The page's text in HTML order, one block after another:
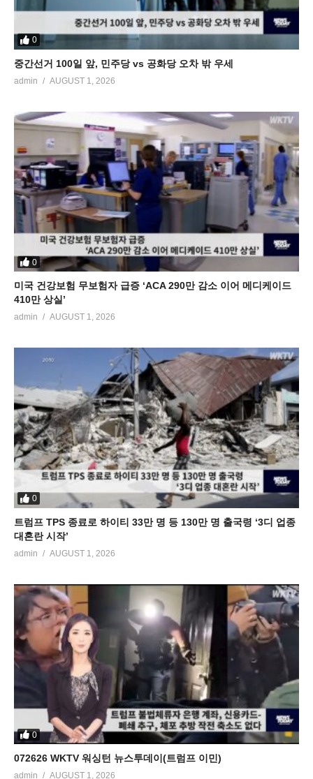
0
중간선거 100일 앞, 민주당 vs 공화당 오차 밖 우세
admin AUGUST 1, 2026
0
미국 건강보험 무보험자 급증 ‘ACA 290만 감소 이어 메디케이드
410만 상실’
admin AUGUST 1, 2026
0
트럼프 TPS 종료로 하이티 33만 명 등 130만 명 출국령 ‘3디 업종
대혼란 시작’
admin AUGUST 1, 2026
0
072626 WKTV 워싱턴 뉴스투데이(트럼프 이민)
admin AUGUST 1, 2026